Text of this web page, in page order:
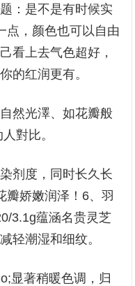
：是不是有时候实
点，颜色也可以自由
看上去气色超好，
的红润更有。
然光澤、如花瓣般
對比。
剂度，同时长久长
瓣娇嫩润泽！6、羽
3.1g蕴涵名贵灵芝
轻潮湿和细纹。
显著稍暖色调，归